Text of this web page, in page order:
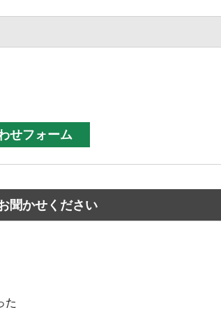
聞かせください
た